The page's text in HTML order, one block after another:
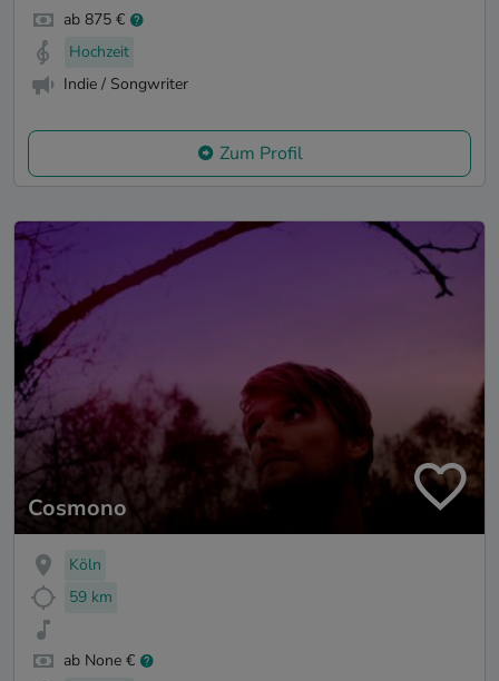
ab 875 €
Hochzeit
Indie / Songwriter
Zum Profil
Cosmono
Köln
59 km
ab None €